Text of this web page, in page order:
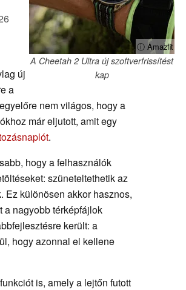
ⓘ Amazfit
A Cheetah 2 Ultra új szoftverfrissítést
kap
új
a
nem világos, hogy a
már eljutott, amit egy
.
hogy a felhasználók
szüneteltethetik az
Ez különösen akkor hasznos,
a nagyobb térképfájlok
került: a
hogy azonnal el kellene
is, amely a lejtőn futott